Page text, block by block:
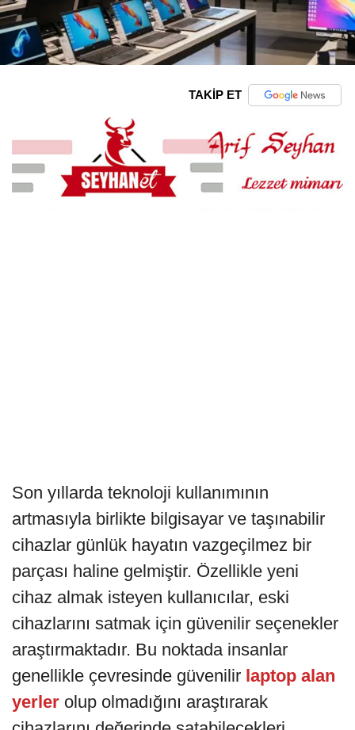
TAKİP ET
Son yıllarda teknoloji kullanımının
artmasıyla birlikte bilgisayar ve taşınabilir
cihazlar günlük hayatın vazgeçilmez bir
parçası haline gelmiştir. Özellikle yeni
cihaz almak isteyen kullanıcılar, eski
cihazlarını satmak için güvenilir seçenekler
araştırmaktadır. Bu noktada insanlar
genellikle çevresinde güvenilir laptop alan
yerler olup olmadığını araştırarak